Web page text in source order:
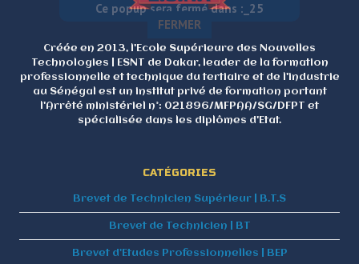
Créée en 2013, l'Ecole Supérieure des Nouvelles
Technologies | ESNT de Dakar, leader de la formation
professionnelle et technique du tertiaire et de l'industrie
au Sénégal est un institut privé de formation portant
l'Arrêté ministériel n°: 021896/MFPAA/SG/DFPT et
spécialisée dans les diplômes d'Etat.
CATÉGORIES
Brevet de Technicien Supérieur | B.T.S
Brevet de Technicien | BT
Brevet d’Etudes Professionnelles | BEP
Ce popup sera fermé dans :_ 25
FERMER